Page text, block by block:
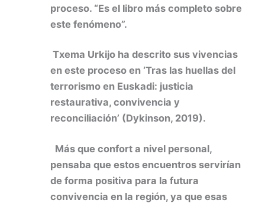
proceso. “Es el libro más completo sobre
este fenómeno”.
Txema Urkijo ha descrito sus vivencias
en este proceso en ‘Tras las huellas del
terrorismo en Euskadi: justicia
restaurativa, convivencia y
reconciliación’ (Dykinson, 2019).
Más que confort a nivel personal,
pensaba que estos encuentros servirían
de forma positiva para la futura
convivencia en la región, ya que esas